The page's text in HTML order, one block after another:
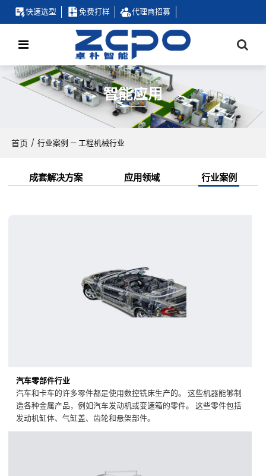
快速选型 免费打样 代理商招募
智能应用
首页 / 行业案例 — 工程机械行业
成套解决方案 应用领域 行业案例
汽车零部件行业
汽车和卡车的许多零件都是使用数控铣床生产的。 这些机器能够制
造各种金属产品，例如汽车发动机或变速箱的零件。 这些零件包括
发动机缸体、气缸盖、齿轮和悬架部件。